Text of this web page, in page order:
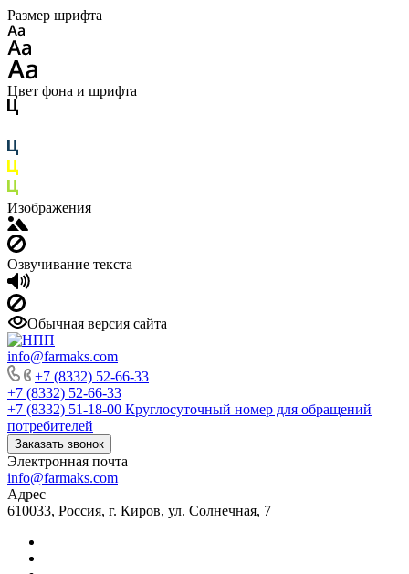
Размер шрифта
Цвет фона и шрифта
Изображения
Озвучивание текста
Обычная версия сайта
info@farmaks.com
+7 (8332) 52-66-33
+7 (8332) 52-66-33
+7 (8332) 51-18-00 Круглосуточный номер для обращений
потребителей
Заказать звонок
Электронная почта
info@farmaks.com
Адрес
610033, Россия, г. Киров, ул. Солнечная, 7